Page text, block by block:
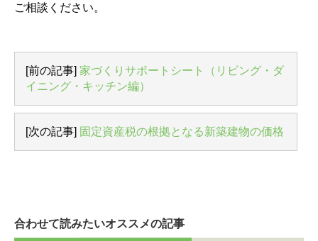
ご相談ください。
[前の記事] 家づくりサポートシート（リビング・ダ
イニング・キッチン編）
[次の記事] 固定資産税の根拠となる新築建物の価格
合わせて読みたいオススメの記事